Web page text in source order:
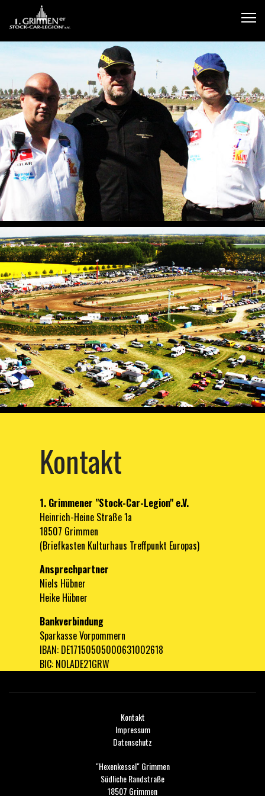
Kontakt
1. Grimmener "Stock-Car-Legion" e.V.
Heinrich-Heine Straße 1a
18507 Grimmen
(Briefkasten Kulturhaus Treffpunkt Europas)
Ansprechpartner
Niels Hübner
Heike Hübner
Bankverbindung
Sparkasse Vorpommern
IBAN: DE17150505000631002618
BIC: NOLADE21GRW
Kontakt
Impressum
Datenschutz
"Hexenkessel" Grimmen
Südliche Randstraße
18507 Grimmen